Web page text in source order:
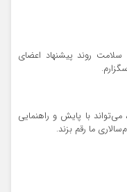
سلامت روند پیشنهاد اعضای
می‌تواند با پایش و راهنمایی
ما رقم بزند.